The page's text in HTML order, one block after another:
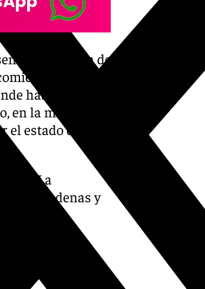
a causa de
en el
hasta el punto
en la misma vía
estado de
La
de cadenas y
y
el
en ambos